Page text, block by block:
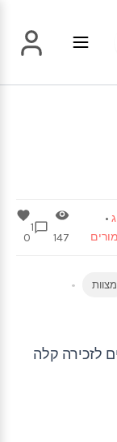
ג•
מורים 147
1
0
מצוות
לזכירה קלה